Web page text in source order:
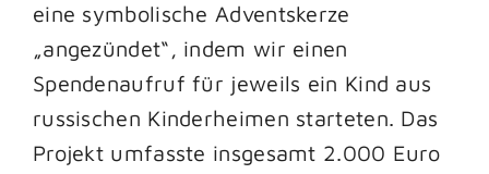
eine symbolische Adventskerze
„angezündet“, indem wir einen
Spendenaufruf für jeweils ein Kind aus
russischen Kinderheimen starteten. Das
Projekt umfasste insgesamt 2.000 Euro